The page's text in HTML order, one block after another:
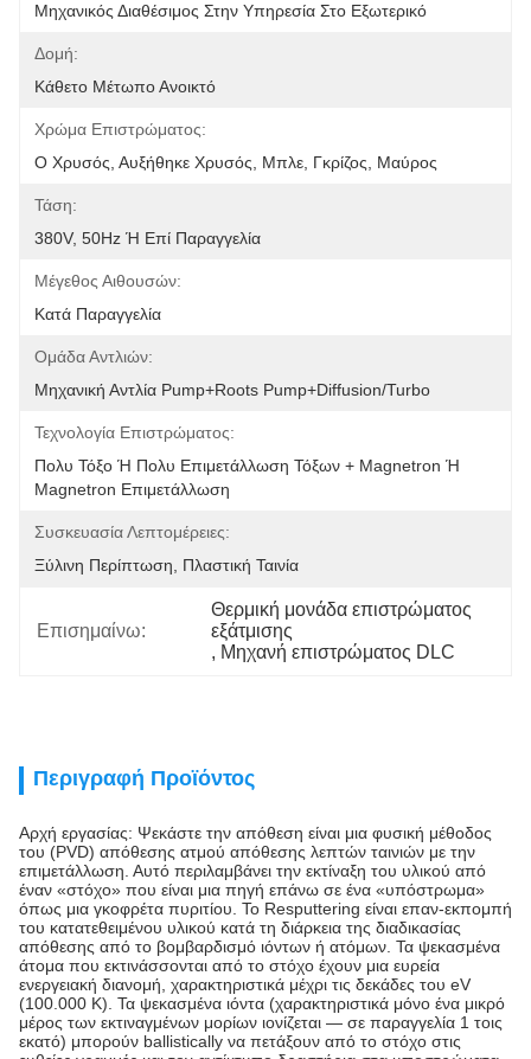
Μηχανικός Διαθέσιμος Στην Υπηρεσία Στο Εξωτερικό
Δομή:
Κάθετο Μέτωπο Ανοικτό
Χρώμα Επιστρώματος:
Ο Χρυσός, Αυξήθηκε Χρυσός, Μπλε, Γκρίζος, Μαύρος
Τάση:
380V, 50Hz Ή Επί Παραγγελία
Μέγεθος Αιθουσών:
Κατά Παραγγελία
Ομάδα Αντλιών:
Μηχανική Αντλία Pump+Roots Pump+Diffusion/Turbo
Τεχνολογία Επιστρώματος:
Πολυ Τόξο Ή Πολυ Επιμετάλλωση Τόξων + Magnetron Ή
Magnetron Επιμετάλλωση
Συσκευασία Λεπτομέρειες:
Ξύλινη Περίπτωση, Πλαστική Ταινία
Επισημαίνω:
Θερμική μονάδα επιστρώματος
εξάτμισης
, Μηχανή επιστρώματος DLC
Περιγραφή Προϊόντος
Αρχή εργασίας: Ψεκάστε την απόθεση είναι μια φυσική μέθοδος
του (PVD) απόθεσης ατμού απόθεσης λεπτών ταινιών με την
επιμετάλλωση. Αυτό περιλαμβάνει την εκτίναξη του υλικού από
έναν «στόχο» που είναι μια πηγή επάνω σε ένα «υπόστρωμα»
όπως μια γκοφρέτα πυριτίου. Το Resputtering είναι επαν-εκπομπή
του κατατεθειμένου υλικού κατά τη διάρκεια της διαδικασίας
απόθεσης από το βομβαρδισμό ιόντων ή ατόμων. Τα ψεκασμένα
άτομα που εκτινάσσονται από το στόχο έχουν μια ευρεία
ενεργειακή διανομή, χαρακτηριστικά μέχρι τις δεκάδες του eV
(100.000 Κ). Τα ψεκασμένα ιόντα (χαρακτηριστικά μόνο ένα μικρό
μέρος των εκτιναγμένων μορίων ιονίζεται — σε παραγγελία 1 τοις
εκατό) μπορούν ballistically να πετάξουν από το στόχο στις